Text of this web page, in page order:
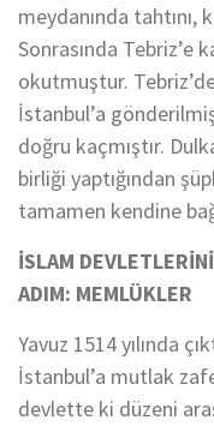
meydanında tahtını,
Sonrasında Tebriz’e
okutmuştur.
İstanbul’a
doğru kaçmıştır.
birliği yaptığından
tamamen kendine
İSLAM
ADIM: MEMLÜKLER
Yavuz 1514 yılında
İstanbul’a mutlak
devlette ki düzeni